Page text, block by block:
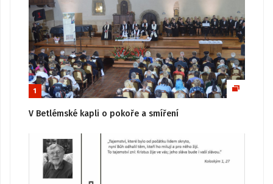
1
V Betlémské kapli o pokoře a smíření